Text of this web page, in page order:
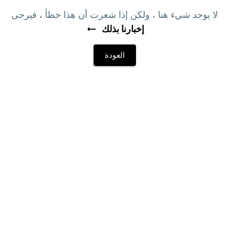
لا يوجد شيء هنا ، ولكن إذا شعرت أن هذا خطأ ، فيرجى
إخبارنا بذلك
العودة